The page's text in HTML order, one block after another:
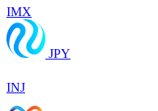
IMX
JPY
INJ